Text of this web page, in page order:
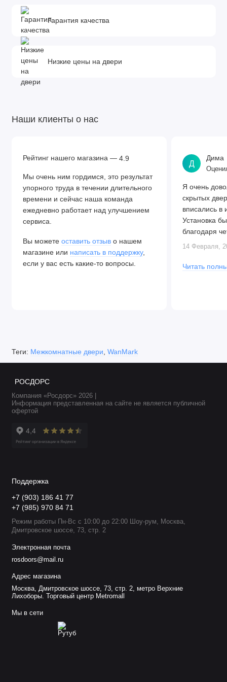
(шаг 50мм)
Гарантия качества
Низкие цены на двери
Наши клиенты о нас
Рейтинг нашего магазина — 4.9
Мы очень ним гордимся, это результат
упорного труда в течении длительного
времени и сейчас наша команда
ежедневно работает над улучшением
сервиса.
Вы можете оставить отзыв о нашем
магазине или написать в поддержку,
если у вас есть какие-то вопросы.
Д
Дима
Я очень
скрытых
вписались в
Установка
благодаря
Алексея.
14 Февраля,
Читать
Теги: Межкомнатные двери WanMark
РОСДОРС
Компания «Росдорс» 2026 |
Информация представленная на сайте не является публичной
офертой
Поддержка
+7 (903) 186 41 77
+7 (985) 970 84 71
Режим работы Пн-Вс с 10:00 до 22:00 Шоу-рум, Москва,
Дмитровское шоссе, 73, стр. 2
Электронная почта
rosdoors@mail.ru
Адрес магазина
Москва, Дмитровское шоссе, 73, стр. 2, метро Верхние
Лихоборы. Торговый центр Metromall
Мы в сети